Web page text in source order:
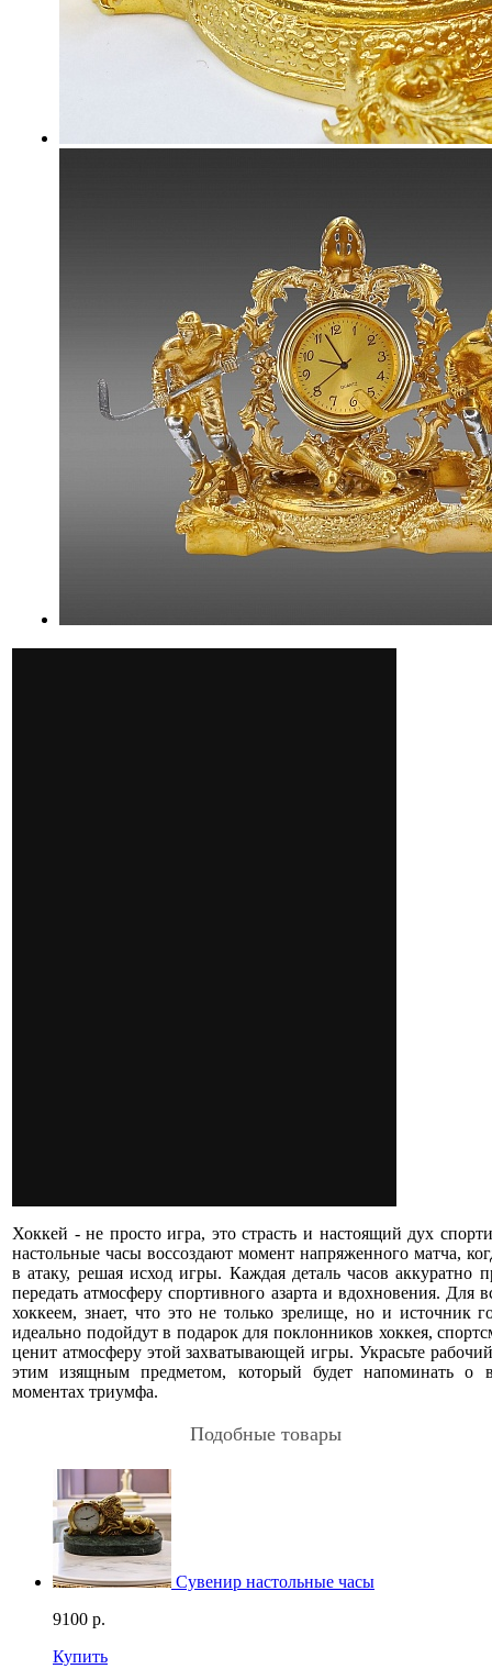
Хоккей - не просто игра, это страсть и настоящий дух
настольные часы воссоздают момент напряженного матча,
в атаку, решая исход игры. Каждая деталь часов аккуратно
передать атмосферу спортивного азарта и вдохновения. Для
хоккеем, знает, что это не только зрелище, но и источник
идеально подойдут в подарок для поклонников хоккея,
ценит атмосферу этой захватывающей игры. Украсьте
этим изящным предметом, который будет напоминать о
моментах триумфа.
Подобные товары
Сувенир настольные часы
9100 р.
Купить